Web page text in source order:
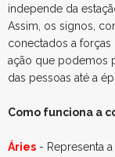
independe da
Assim, os signos,
conectados a
ação que podemos
das pessoas até a
Como funciona a
Áries - Representa